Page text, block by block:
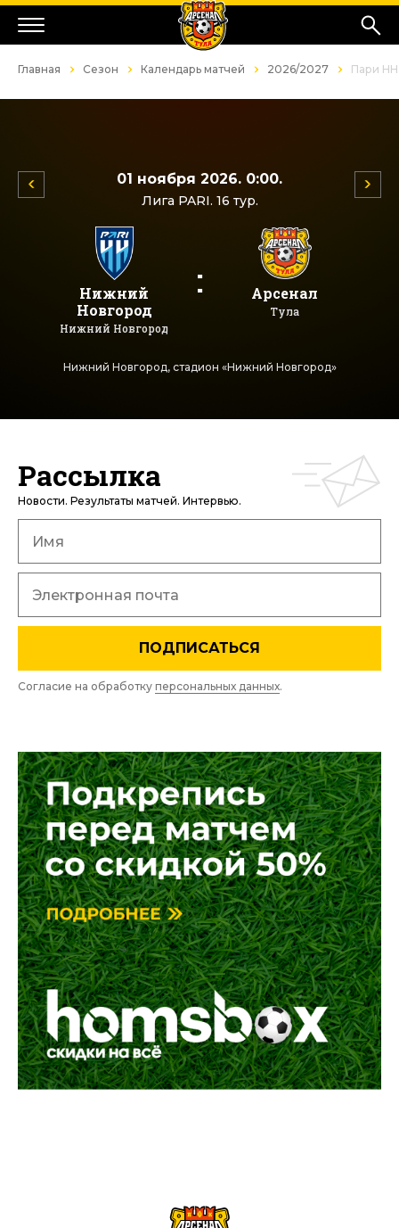
Главная Сезон Календарь матчей 2026/2027 Пари
01 ноября 2026. 0:00.
Лига PARI. 16 тур.
Нижний
Новгород
Нижний Новгород
: Арсенал
Тула
Нижний Новгород, стадион «Нижний Новгород»
Рассылка
Новости. Результаты матчей. Интервью.
ПОДПИСАТЬСЯ
Согласие на обработку персональных данных.